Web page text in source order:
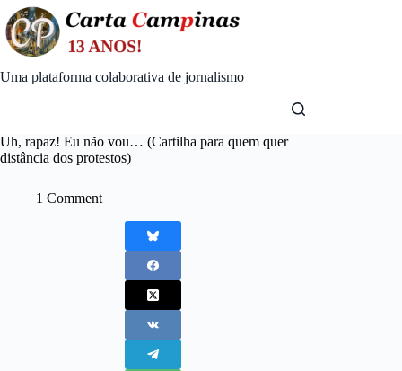
Skip
to
content
Uma plataforma colaborativa de jornalismo
Uh, rapaz! Eu não vou… (Cartilha para quem quer
distância dos protestos)
1 Comment